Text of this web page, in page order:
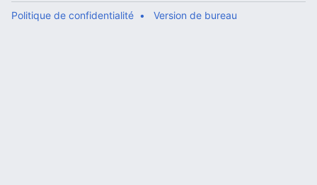
Politique de confidentialité Version de bureau